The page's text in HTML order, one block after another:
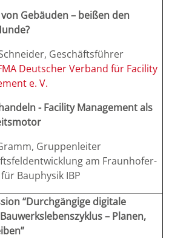
Gebäuden – beißen den
Geschäftsführer
Deutscher Verband für Facility
e. V.
- Facility Management als
Gruppenleiter
am Fraunhofer-
Bauphysik IBP
“Durchgängige digitale
– Planen,